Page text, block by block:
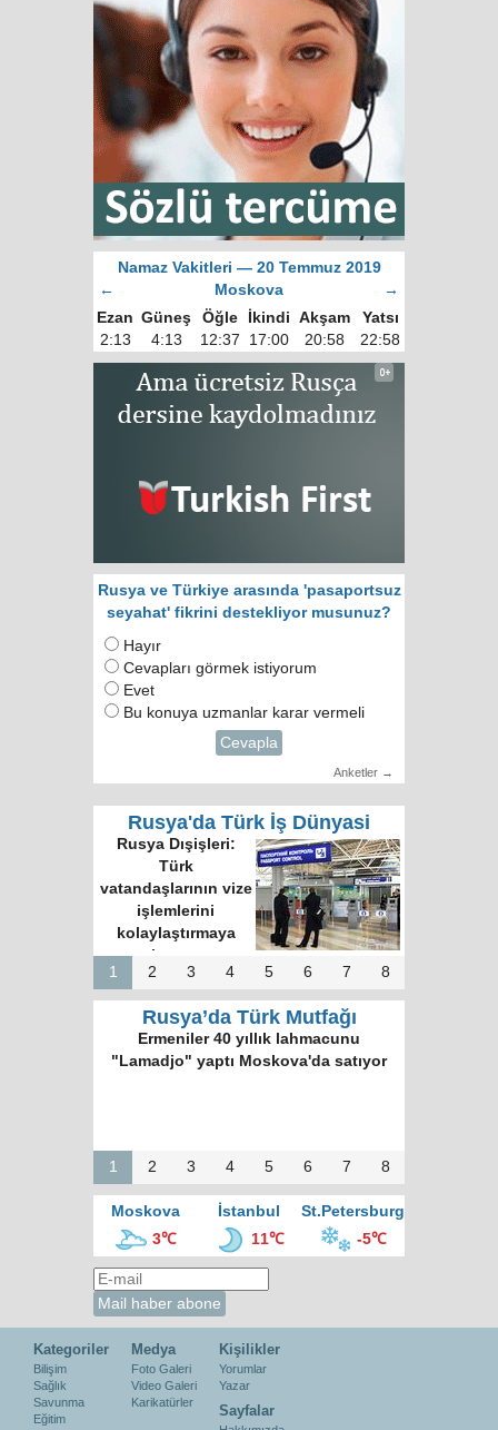
Namaz Vakitleri — 20 Temmuz 2019
←
Moskova
→
Ezan Güneş Öğle İkindi Akşam
Yatsı
2:13
4:13 12:37 17:00 20:58 22:58
Rusya ve Türkiye arasında 'pasaportsuz
seyahat' fikrini destekliyor musunuz?
Hayır
Cevapları görmek istiyorum
Evet
Bu konuya uzmanlar karar vermeli
Cevapla
Anketler →
Rusya'da Türk İş Dünyasi
Rusya Dışişleri:
Türk
vatandaşlarının vize
işlemlerini
kolaylaştırmaya
hazırız
1
2 3 4 5 6 7 8
Rusya’da Türk Mutfağı
Ermeniler 40 yıllık lahmacunu
"Lamadjo" yaptı Moskova'da satıyor
1 2 3 4 5 6 7 8
Moskova İstanbul
St.Petersburg
3℃
11℃ -5℃
Kategoriler
Bilişim
Sağlık
Savunma
Eğitim
Medya
Foto Galeri
Video Galeri
Karikatürler
Kişilikler
Yorumlar
Yazar
Sayfalar